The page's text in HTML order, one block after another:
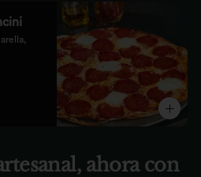
ahora con